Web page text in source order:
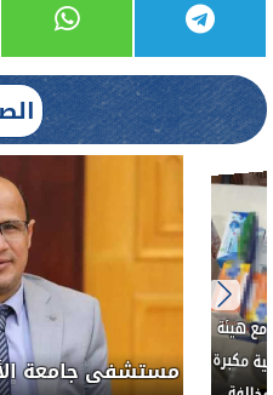
مستشفى جامعة
هيئة
مكبرة